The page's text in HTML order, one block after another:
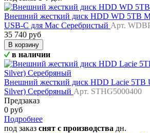
Внешний жесткий диск HDD WD 5TB
USB-C для Mac Серебристый Арт.
35 740 руб
В корзину
в наличии
Внешний жесткий диск HDD Lacie 5TB
Silver) Серебряный Арт. STHG5000400
Предзаказ
0 руб
Подробнее
под заказ снят с производства дн.